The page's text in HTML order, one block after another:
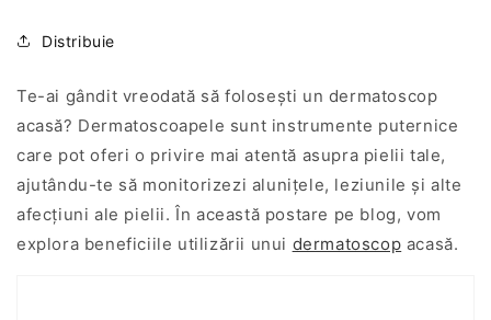
Distribuie
Te-ai gândit vreodată să folosești un dermatoscop
acasă? Dermatoscoapele sunt instrumente puternice
care pot oferi o privire mai atentă asupra pielii tale,
ajutându-te să monitorizezi alunițele, leziunile și alte
afecțiuni ale pielii. În această postare pe blog, vom
explora beneficiile utilizării unui dermatoscop acasă.